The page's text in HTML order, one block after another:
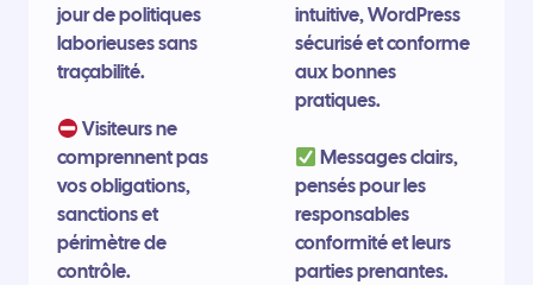
jour de politiques
laborieuses sans
traçabilité.
Visiteurs ne
comprennent pas
vos obligations,
sanctions et
périmètre de
contrôle.
intuitive, WordPress
sécurisé et conforme
aux bonnes
pratiques.
Messages clairs,
pensés pour les
responsables
conformité et leurs
parties prenantes.